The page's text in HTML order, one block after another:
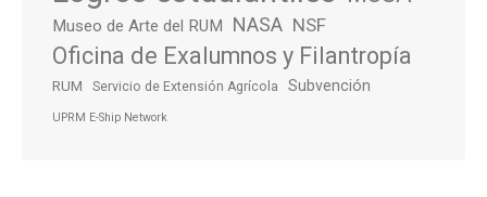
Museo de Arte del RUM NASA NSF
Oficina de Exalumnos y Filantropía
RUM Servicio de Extensión Agrícola Subvención
UPRM E-Ship Network